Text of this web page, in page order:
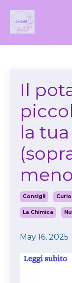
Il
la
Consigli
La Chimica
May 16, 2025